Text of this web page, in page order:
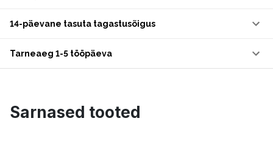
14-päevane tasuta tagastusõigus
Tarneaeg 1-5 tööpäeva
Sarnased tooted